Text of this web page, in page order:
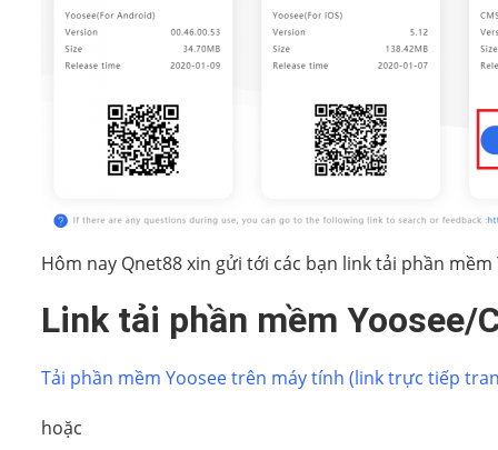
Hôm nay Qnet88 xin gửi tới các bạn link tải phần
Link tải phần mềm Yoosee/
Tải phần mềm Yoosee trên máy tính (link trực tiếp
hoặc